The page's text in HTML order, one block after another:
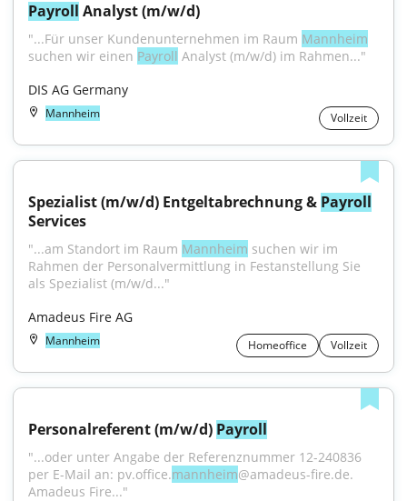
Payroll Analyst (m/w/d)
"...Für unser Kundenunternehmen im Raum Mannheim
suchen wir einen Payroll Analyst (m/w/d) im Rahmen..."
DIS AG Germany
Mannheim Vollzeit
Spezialist (m/w/d) Entgeltabrechnung & Payroll
Services
"...am Standort im Raum Mannheim suchen wir im
Rahmen der Personalvermittlung in Festanstellung Sie
als Spezialist (m/w/d..."
Amadeus Fire AG
Mannheim Homeoffice Vollzeit
Personalreferent (m/w/d) Payroll
"...oder unter Angabe der Referenznummer 12-240836
per E-Mail an: pv.office.mannheim@amadeus-fire.de.
Amadeus Fire..."